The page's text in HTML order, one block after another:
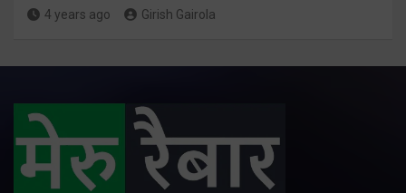
4 years ago Girish Gairola